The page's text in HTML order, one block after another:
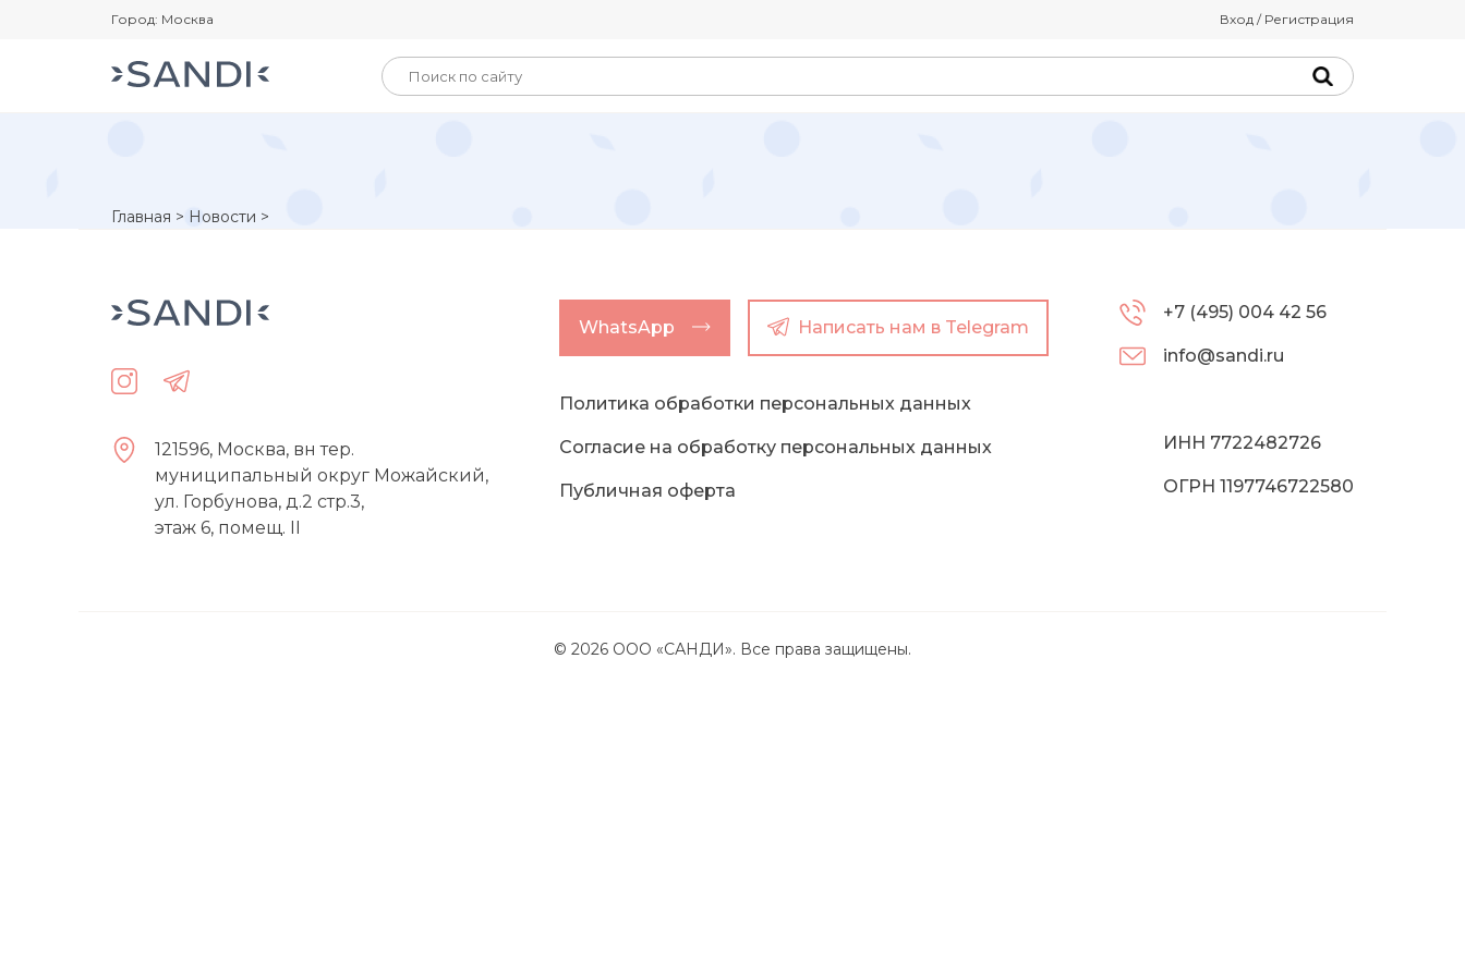
Город: Москва Вход / Регистрация
Главная > Новости >
121596, Москва, вн тер.
муниципальный округ Можайский,
ул. Горбунова, д.2 стр.3,
этаж 6, помещ. II
WhatsApp Написать нам в Telegram
Политика обработки персональных данных
Согласие на обработку персональных данных
Публичная оферта
+7 (495) 004 42 56
info@sandi.ru
ИНН 7722482726
ОГРН 1197746722580
© 2026 ООО «САНДИ». Все права защищены.